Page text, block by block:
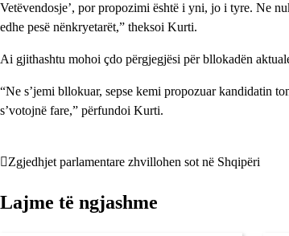
Vetëvendosje’, por propozimi është i yni, jo i tyre. Ne
edhe pesë nënkryetarët,” theksoi Kurti.
Ai gjithashtu mohoi çdo përgjegjësi për bllokadën
“Ne s’jemi bllokuar, sepse kemi propozuar kandidatin
s’votojnë fare,” përfundoi Kurti.
Lëvizje
te
Zgjedhjet parlamentare zhvillohen sot në Shqipëri
Lajme të ngjashme